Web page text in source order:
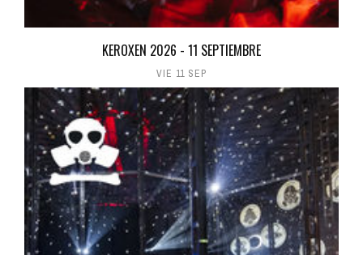
KEROXEN 2026 - 11 SEPTIEMBRE
VIE 11 SEP